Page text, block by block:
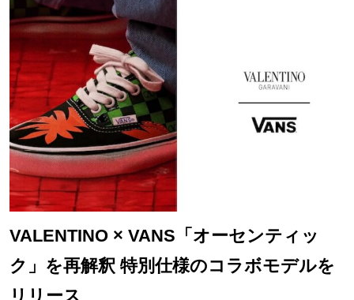
VALENTINO × VANS「オーセンティッ
ク」を再解釈 特別仕様のコラボモデルを
リリース